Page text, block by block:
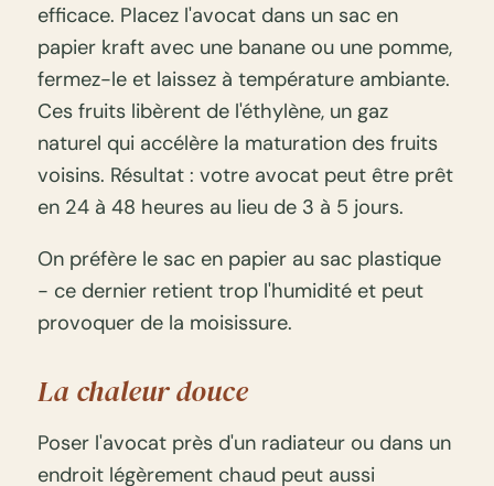
efficace. Placez l'avocat dans un sac en
papier kraft avec une banane ou une pomme,
fermez-le et laissez à température ambiante.
Ces fruits libèrent de l'éthylène, un gaz
naturel qui accélère la maturation des fruits
voisins. Résultat : votre avocat peut être prêt
en 24 à 48 heures au lieu de 3 à 5 jours.
On préfère le sac en papier au sac plastique
- ce dernier retient trop l'humidité et peut
provoquer de la moisissure.
La chaleur douce
Poser l'avocat près d'un radiateur ou dans un
endroit légèrement chaud peut aussi